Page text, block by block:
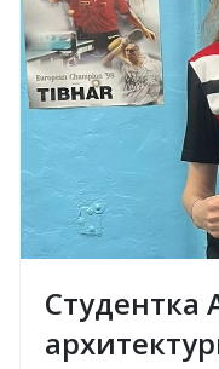
Студентка